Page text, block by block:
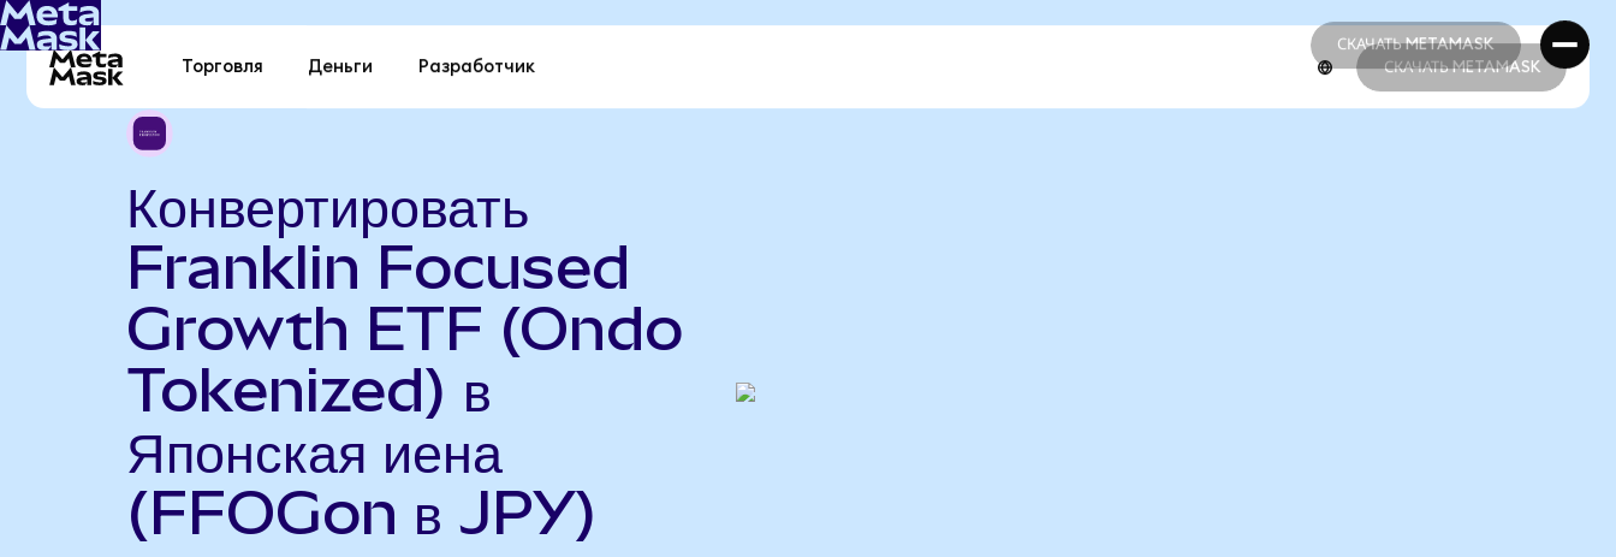
СКАЧАТЬ METAMASK
СКАЧАТЬ METAMASK
Торговля Деньги Разработчик СКАЧАТЬ METAMASK
Конвертировать
Franklin Focused
Growth ETF (Ondo
Tokenized) в
Японская иена
(FFOGon в JPY)